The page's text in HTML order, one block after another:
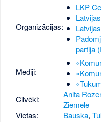
Organizācijas:
LKP
partija
Mediji:
Cilvēki:
Anita
Ziemele
Vietas:
Bauska,